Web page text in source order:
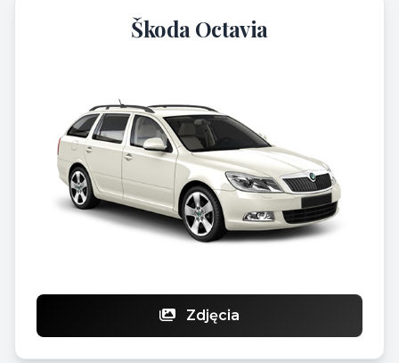
Škoda Octavia
Zdjęcia